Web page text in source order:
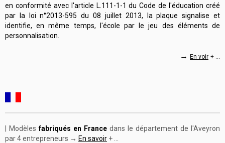
en conformité avec l'article L.111-1-1 du Code de l'éducation créé
par la loi n°2013-595 du 08 juillet 2013, la plaque signalise et
identifie, en même temps, l'école par le jeu des éléments de
personnalisation.
→ En voir + ..
| Modèlesfabriqués en France dans le département de l'Aveyron
par 4 entrepreneurs → En savoir + ...